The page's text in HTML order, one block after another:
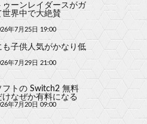
ゥーンレイダースがガ
界中で大絶賛
年7月25日 19:00
子供人気がかなり低
年7月29日 21:00
フトの Switch2 無料
なぜか有料になる
年7月20日 09:00